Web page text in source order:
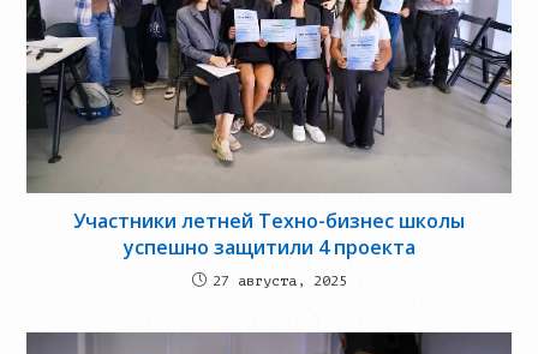
Участники летней Техно-бизнес школы
успешно защитили 4 проекта
27 августа, 2025